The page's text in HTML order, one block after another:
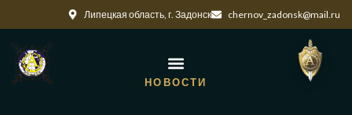
Липецкая область, г. Задонск chernov_zadonsk@mail.ru
НОВОСТИ